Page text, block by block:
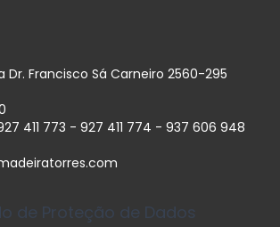
Dr. Francisco Sá Carneiro 2560-295
411 773 - 927 411 774 - 937 606 948
de Proteção de Dados